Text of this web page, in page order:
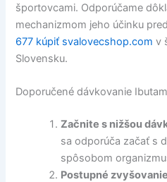
športovcami. Odporúčame
mechanizmom jeho účinku
677 kúpiť svalovecshop.com v
Slovensku.
Doporučené dávkovanie
Začnite s nižšou
sa odporúča začať s
spôsobom
Postupné